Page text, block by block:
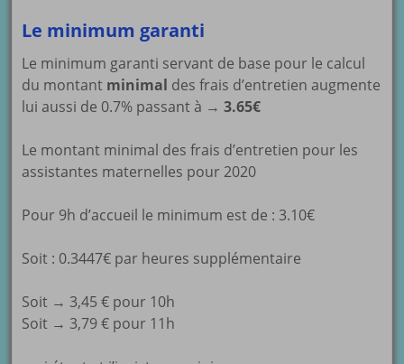
Le minimum garanti
Le minimum garanti servant de base pour le calcul
du montant minimal des frais d’entretien augmente
lui aussi de 0.7% passant à →3.65€
Le montant minimal des frais d’entretien pour les
assistantes maternelles pour 2020
Pour 9h d’accueil le minimum est de : 3.10€
Soit : 0.3447€ par heures supplémentaire
Soit → 3,45 € pour 10h
Soit → 3,79 € pour 11h